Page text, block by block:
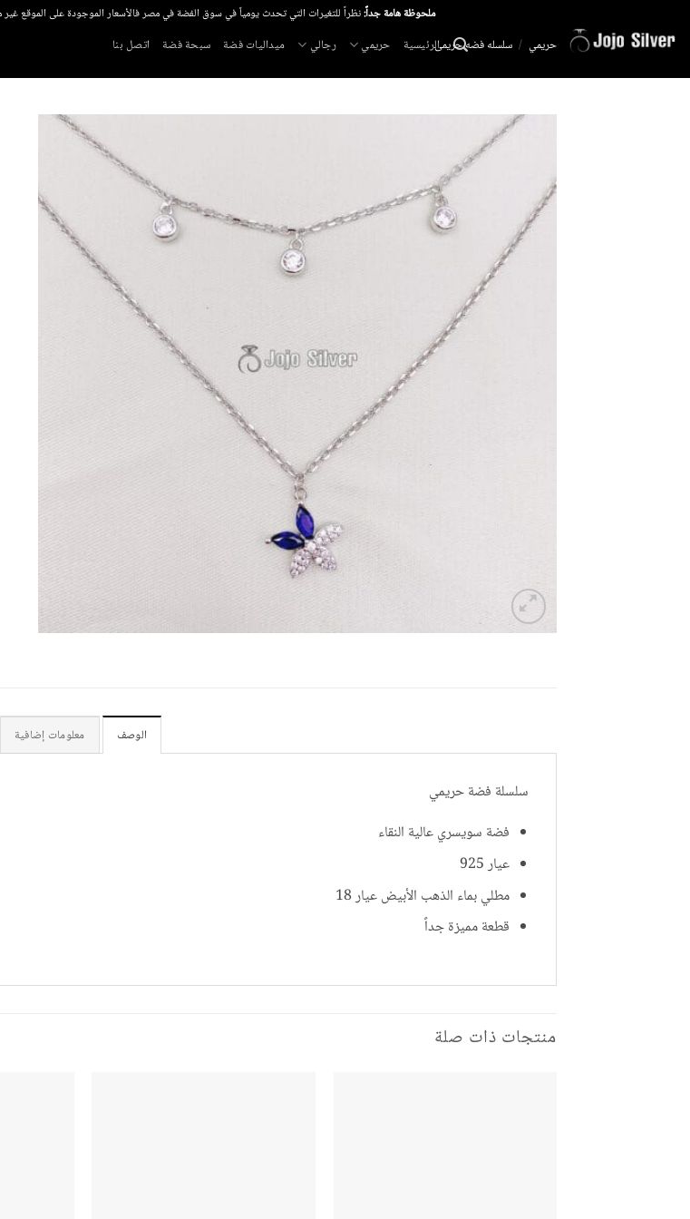
للمحتوى
ملحوظة هامة جداً:نظراً للتغيرات التي تحدث يومياً في سوق الفضة في مصر فالأسعار الموجودة على الموقع غير
الرئيسية حريمي رجالي ميداليات فضة سبحة فضة اتصل بنا حريمي / سلسله فضه حريمى
الوصف معلومات إضافية
سلسلة فضة حريمي
فضة سويسري عالية النقاء
عيار 925
مطلي بماء الذهب الأبيض عيار 18
قطعة مميزة جداً
منتجات ذات صلة